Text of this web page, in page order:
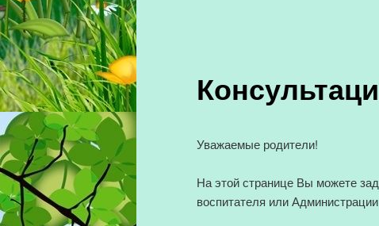
Уважаемые родители!
На этой странице Вы можете
воспитателя или